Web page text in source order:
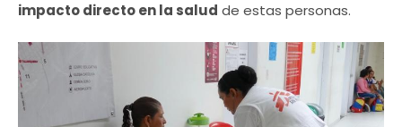
impacto directo en la salud de estas personas.